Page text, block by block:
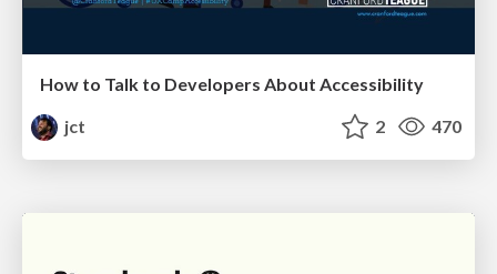
How to Talk to Developers About Accessibility
jct
2 470